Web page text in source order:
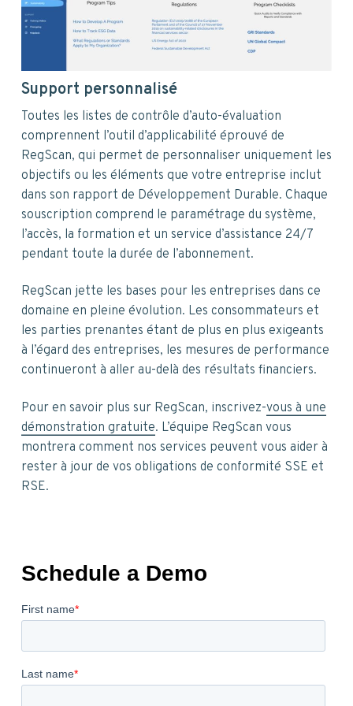
Support personnalisé
Toutes les listes de contrôle d’auto-évaluation
comprennent l’outil d’applicabilité éprouvé de
RegScan, qui permet de personnaliser uniquement les
objectifs ou les éléments que votre entreprise inclut
dans son rapport de Développement Durable. Chaque
souscription comprend le paramétrage du système,
l’accès, la formation et un service d’assistance 24/7
pendant toute la durée de l’abonnement.
RegScan jette les bases pour les entreprises dans ce
domaine en pleine évolution. Les consommateurs et
les parties prenantes étant de plus en plus exigeants
à l’égard des entreprises, les mesures de performance
continueront à aller au-delà des résultats financiers.
Pour en savoir plus sur RegScan, inscrivez-vous à une
démonstration gratuite. L’équipe RegScan vous
montrera comment nos services peuvent vous aider à
rester à jour de vos obligations de conformité SSE et
RSE.
P
r
i
m
a